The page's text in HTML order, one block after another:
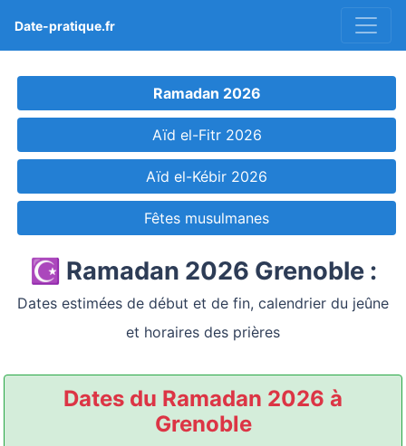
Date-pratique.fr
Ramadan 2026
Aïd el-Fitr 2026
Aïd el-Kébir 2026
Fêtes musulmanes
☪️ Ramadan 2026 Grenoble :
Dates estimées de début et de fin, calendrier du jeûne
et horaires des prières
Dates du Ramadan 2026 à
Grenoble